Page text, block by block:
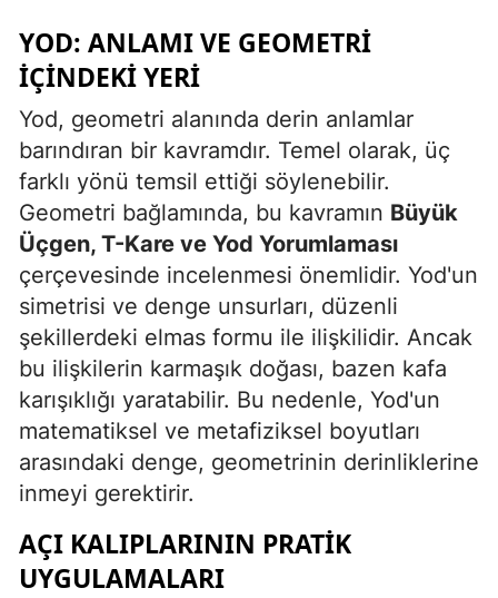
Yozgat
Aksaray
Bayburt
Karaman
Kırıkkale
Batman
Şırnak
Bartın
Ardahan
Yalova
YOD: ANLAMI VE GEOMETRI
İÇINDEKI YERI
Yod, geometri alanında derin anlamlar
barındıran bir kavramdır. Temel olarak, üç
farklı yönü temsil ettiği söylenebilir.
Geometri bağlamında, bu kavramın Büyük
Üçgen, T-Kare ve Yod Yorumlaması
çerçevesinde incelenmesi önemlidir. Yod'un
simetrisi ve denge unsurları, düzenli
şekillerdeki elmas formu ile ilişkilidir. Ancak
bu ilişkilerin karmaşık doğası, bazen kafa
karışıklığı yaratabilir. Bu nedenle, Yod'un
matematiksel ve metafiziksel boyutları
arasındaki denge, geometrinin derinliklerine
inmeyi gerektirir.
AÇI KALIPLARININ PRATIK
UYGULAMALARI